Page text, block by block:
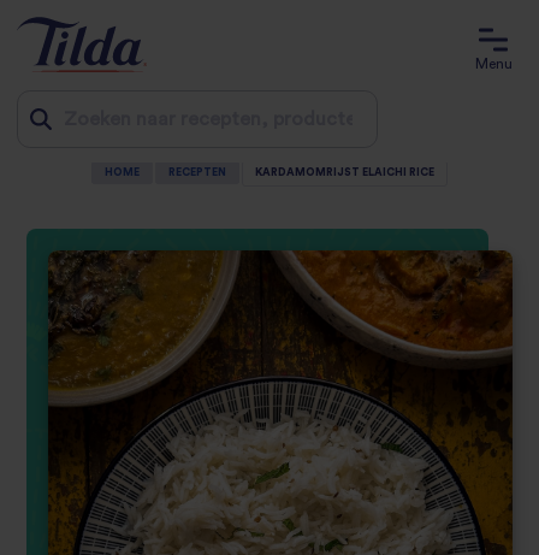
content
Menu
HOME RECEPTEN KARDAMOMRIJST ELAICHI RICE